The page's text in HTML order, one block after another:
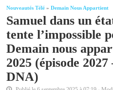
Nouveautés Télé »Demain Nous Appartient
Samuel dans un
tente l’impossible
Demain nous
2025 (épisode
DNA)